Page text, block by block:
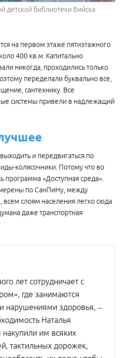
детской библиотеки Бийска
на первом этаже пятиэтажного
400 кв.м. Капитально
никогда, проходились только
переделали буквально все,
сантехнику. Все
системы привели в надлежащий
и передвигаться по
колясочники. Потому что во
программа «Доступная среда».
по СанПиНу, между
слоям населения легко сюда
даже транспортная
лет сотрудничает с
где занимаются
нарушениями здоровья, –
Наталья
им всяких
тактильных дорожек,